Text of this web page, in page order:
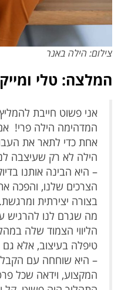
צילום: הילה באנר
המלצה: טלי
אני פשוט חייבת
המדהימה הילה פרי!
אחת כדי לתאר את
הילה לא רק שעיצבה
– היא הבינה אותנו
הצרכים שלנו, והפכה
בצורה יצירתית ומרגשת.
מה שגרם לנו להרגיש
הליווי הצמוד שלה
טיפלה בעיצוב, אלא
– היא שוחחה עם
המקצוע, וידאה שכל